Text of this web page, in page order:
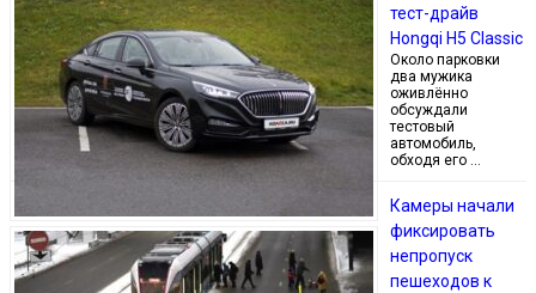
тест-драйв
Hongqi H5 Classic
Около парковки
два мужика
оживлённо
обсуждали
тестовый
автомобиль,
обходя его …
Камеры начали
фиксировать
непропуск
пешеходов к